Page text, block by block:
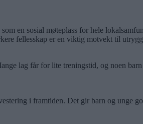
en sosial møteplass for hele
fellesskap er en viktig motvekt til
lag får for lite treningstid, og noen
i framtiden. Det gir barn og unge